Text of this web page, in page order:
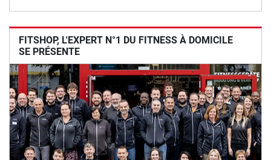
FITSHOP, L'EXPERT N°1 DU FITNESS À DOMICILE
SE PRÉSENTE